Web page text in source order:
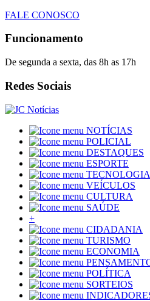
FALE CONOSCO
Funcionamento
De segunda a sexta, das 8h as 17h
Redes Sociais
NOTÍCIAS
POLICIAL
DESTAQUES
ESPORTE
TECNOLOGIA
VEÍCULOS
CULTURA
SAÚDE
+
CIDADANIA
TURISMO
ECONOMIA
POLÍTICA
SORTEIOS